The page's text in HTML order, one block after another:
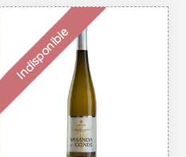
Indisponible